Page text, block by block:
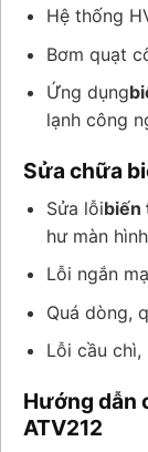
Hệ thống
Bơm quạt
Ứng dụng
lạnh công
Sửa chữa
Sửa lỗibiến
hư màn
Lỗi ngắn
Quá dòng,
Lỗi cầu chì,
Hướng dẫn
ATV212